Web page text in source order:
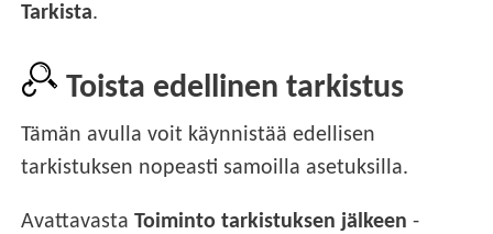
Tarkista.
Toista edellinen tarkistus
Tämän avulla voit käynnistää edellisen
tarkistuksen nopeasti samoilla asetuksilla.
AvattavastaToiminto tarkistuksen jälkeen -